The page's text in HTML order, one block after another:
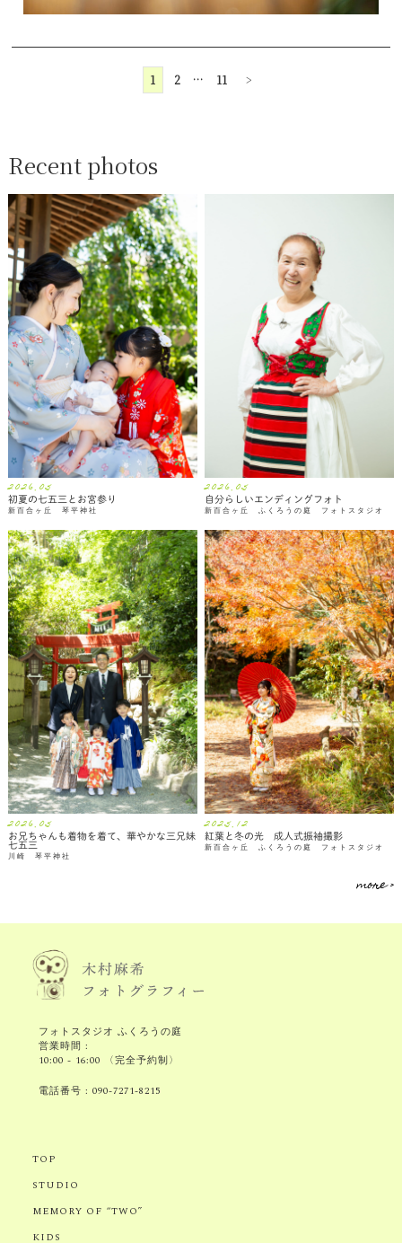
1 2 … 11 >
Recent photos
2026.05
初夏の七五三とお宮参り
新百合ヶ丘 琴平神社
2026.05
自分らしいエンディングフォト
新百合ヶ丘 ふくろうの庭 フォトスタジオ
2026.05
お兄ちゃんも着物を着て、華やかな三兄妹
七五三
川崎 琴平神社
2025.12
紅葉と冬の光 成人式振袖撮影
新百合ヶ丘 ふくろうの庭 フォトスタジオ
more >
フォトスタジオ ふくろうの庭
営業時間 :
10:00 - 16:00 〈完全予約制〉
電話番号 :090-7271-8215
TOP
STUDIO
MEMORY OF “TWO”
KIDS